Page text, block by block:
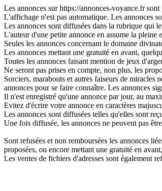
Les annonces sur https://annonces-voyance.fr
L'affichage n'est pas automatique. Les annonces
Les annonces sont diffusées dans la rubrique qui
L'auteur d'une petite annonce en assume la pleine
Seules les annonces concernant le domaine
Les annonces mettant une gratuité en avant,
Toutes les annonces faisant mention de jeux
Ne seront pas prises en compte, non plus, les
Sorciers, marabouts et autres faiseurs de miracles
annonces pour se faire connaître. Les annonces
Il n'est enregistré qu'une annonce par jour, au
Evitez d'écrire votre annonce en caractères
Les annonces sont diffusées telles qu'elles sont
Une fois diffusée, les annonces ne peuvent pas
Sont refusées et non remboursées les annonces
proposées, ou encore mettant une gratuité en
Les ventes de fichiers d'adresses sont également